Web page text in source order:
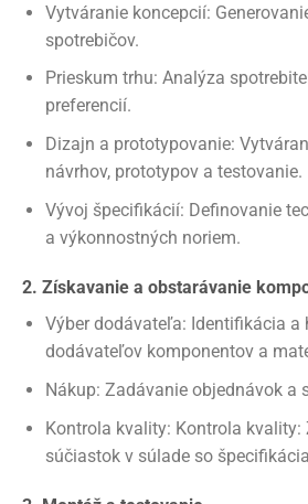
Vytváranie koncepcií:
spotrebičov.
Prieskum trhu: Analýza
preferencií.
Dizajn a prototypovanie:
návrhov, prototypov a testovanie.
Vývoj špecifikácií: Definovanie
a výkonnostných noriem.
2. Získavanie a obstarávanie
Výber dodávateľa: Identifikácia a
dodávateľov komponentov a
Nákup: Zadávanie objednávok a
Kontrola kvality: Kontrola kvality:
súčiastok v súlade so